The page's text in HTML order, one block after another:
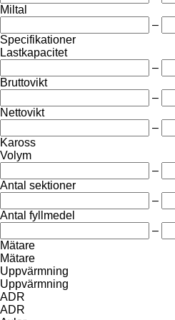
Miltal
–
Specifikationer
Lastkapacitet
–
Bruttovikt
–
Nettovikt
–
Kaross
Volym
–
Antal sektioner
–
Antal fyllmedel
–
Mätare
Mätare
Uppvärmning
Uppvärmning
ADR
ADR